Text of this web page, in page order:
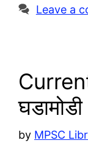
m
p
ie
Leave a
by MPSC